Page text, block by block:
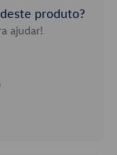
produto?
ajudar!